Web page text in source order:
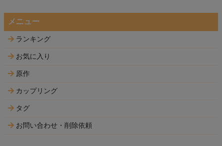
メニュー
ランキング
お気に入り
原作
カップリング
タグ
お問い合わせ・削除依頼